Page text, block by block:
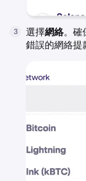
3 選擇網絡。確
錯誤的網絡提